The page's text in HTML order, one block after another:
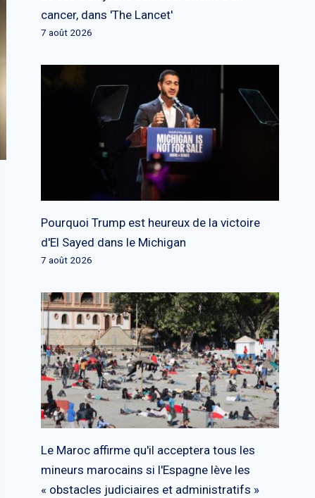
cancer, dans 'The Lancet'
7 août 2026
Pourquoi Trump est heureux de la victoire
d'El Sayed dans le Michigan
7 août 2026
Le Maroc affirme qu'il acceptera tous les
mineurs marocains si l'Espagne lève les
« obstacles judiciaires et administratifs »